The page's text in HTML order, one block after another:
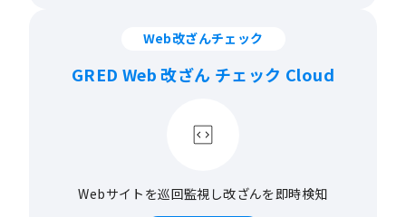
Web改ざんチェック
GRED Web 改ざん チェック Cloud
Webサイトを巡回監視し改ざんを即時検知